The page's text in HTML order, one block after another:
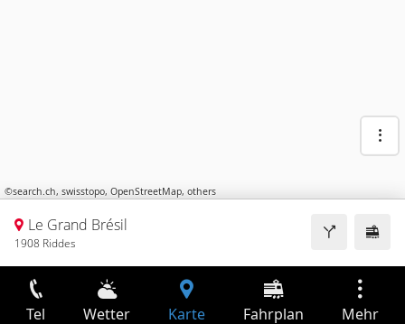
©search.ch, swisstopo, OpenStreetMap, others
Le Grand Brésil
1908 Riddes
Tel Wetter Karte Fahrplan Mehr